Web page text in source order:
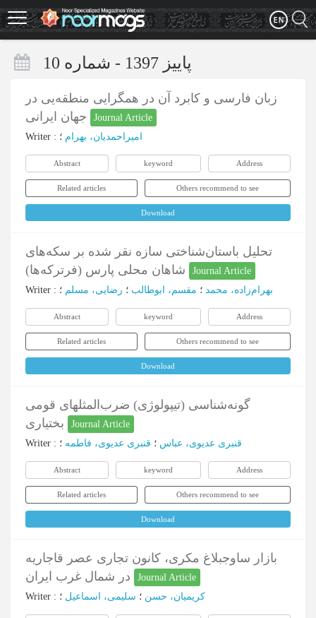
Skip
to
main
پاییز 1397 - شماره 10
زبان فارسی و کابرد آن در همگرایی منطقه‌یی در
Journal Article
Writer : امیراحمدیان، بهرام ؛
Abstract keyword Address
Related articles Others recommend to see
Download
تحلیل باستان‌شناختی سازه نقر شده بر سکه‌های
Journal Article
Writer : بهرام‌زاده، محمد ؛ مقسم، ابوطالب ؛ رضایی، مسلم ؛
Abstract keyword Address
Related articles Others recommend to see
Download
گونه‌شناسی (تیپولوژی) ضرب‌المثلهای قومی
Journal Article
Writer : قنبری عدیوی، عباس ؛ قنبری عدیوی، فاطمه ؛
Abstract keyword Address
Related articles Others recommend to see
Download
بازار ساوجبلاغ مکری، کانون تجاری عصر قاجاریه
Journal Article
Writer : کریمیان، حسن ؛ سلیمی، اسماعیل ؛